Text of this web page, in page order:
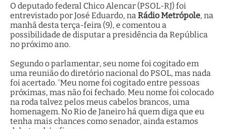
O deputado federal Chico Alencar (PSOL-RJ) foi
entrevistado por José Eduardo, na Rádio Metrópole, na
manhã desta terça-feira (9), e comentou a
possibilidade de disputar a presidência da República
no próximo ano.
Segundo o parlamentar, seu nome foi cogitado em
uma reunião do diretório nacional do PSOL, mas nada
foi acertado. 'Meu nome foi cogitado entre pessoas
próximas, mas não foi fechado. Meu nome foi colocado
na roda talvez pelos meus cabelos brancos, uma
homenagem. No Rio de Janeiro há quem diga que eu
tenha mais chances como senador, ainda estamos